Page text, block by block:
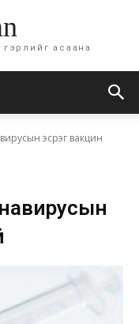
асаана
эсрэг вакцин